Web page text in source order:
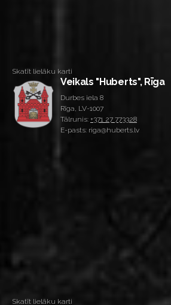
Skatīt lielāku karti
Veikals "Huberts", Rīga
Durbes iela 8
Rīga, LV-1007
Tālrunis: +371 27 773328
E-pasts: riga@huberts.lv
Skatīt lielāku karti